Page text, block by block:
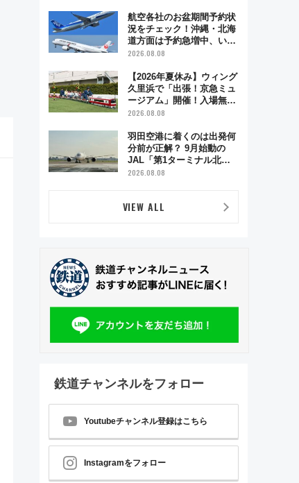
航空各社のお盆期間予約状
況をチェック！沖縄・北海
道方面は予約急増中、いま
から狙うべき日は？
2026.08.08
【2026年夏休み】ウィング
久里浜で「出張！京急ミュ
ージアム」開催！入場無料
でスタンプラリーや子ども
2026.08.08
羽田空港に着くのは出発何
分前が正解？ 9月始動の
JAL「第1ターミナル北側
サテライト」は徒歩1キロ
2026.08.08
VIEW ALL
鉄道チャンネルをフォロー
Youtubeチャンネル登録はこちら
Instagramをフォロー